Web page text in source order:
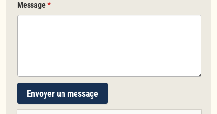
Message *
Envoyer un message